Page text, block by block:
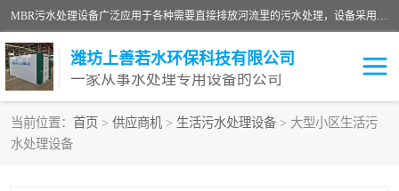
MBR污水处理设备广泛应用于各种需要直接排放河流里的污水处理，设备采用膜生物反应器（Membrane Bioreactor,简称MBR〕技术，取代了传统工艺中的二沉池，它可以*地进行固液分离，得到直接使用的稳定中水，又可在生物池内维持高浓度的微生物量，工艺剩余污泥少，极有效地去除氨氮，出水悬浮物和浊度接近于零，出水中细菌和病毒被大幅度去除，能耗低，占地面积小。
潍坊上善若水环保科技有限公司
一家从事水处理专用设备的公司
当前位置： 首页 > 供应商机 > 生活污水处理设备 > 大型小区生活污
水处理设备
污水处理设备